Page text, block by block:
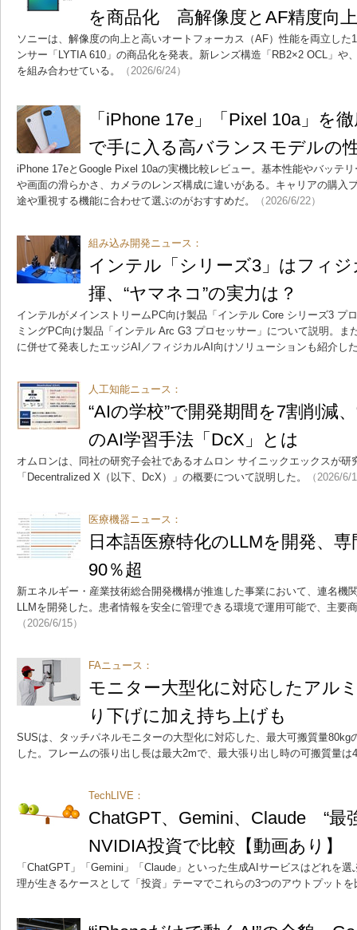
を商品化 高解像度とAF精度向
ソニーは、解像度の向上と高いオートフォーカス（AF）性能を両立し
ンサー「LYTIA 610」の商品化を発表。新レンズ構造「RB2×2 OCL」や
を組み合わせている。
（2026/6/24）
「iPhone 17e」「Pixel 10a」を
で手に入る高バランスモデルの
iPhone 17eとGoogle Pixel 10aの実機比較レビュー。基本性能やバッテ
や画面の滑らかさ、カメラのレンズ構成に違いがある。キャリアの購入
途や重視する機能に合わせて選ぶのがおすすめだ。
（2026/6/22）
組み込み開発ニュース：
インテル「シリーズ3」はフィ
揮、“ヤマネコ”の実力は？
インテルがメインストリームPC向け製品「インテル Core シリーズ3 プ
ミングPC向け製品「インテル Arc G3 プロセッサー」について説明。ま
に併せて発表したエッジAI／フィジカルAI向けソリューションも紹介し
人工知能ニュース：
“AIの学校”で開発期間を7割削減
のAI学習手法「DcX」とは
オムロンは、同社の研究子会社であるオムロン サイニックエックスが研
「Decentralized X（以下、DcX）」の概要について説明した。
（2026/6/
医療機器ニュース：
日本語医療特化のLLMを開発、
90％超
新エネルギー・産業技術総合開発機構が推進した事業において、連名機
LLMを開発した。患者情報を安全に管理できる環境で運用可能で、主要
（2026/6/15）
FAニュース：
モニター大型化に対応したアル
り下げに加え持ち上げも
SUSは、タッチパネルモニターの大型化に対応した、最大可搬質量80kg
した。フレームの張り出し長は最大2mで、最大張り出し時の可搬質量は
TechLIVE：
ChatGPT、Gemini、Claude “
NVIDIA投資で比較【動画あり】
「ChatGPT」「Gemini」「Claude」といった生成AIサービスはどれを
理が生きるケースとして「投資」テーマでこれらの3つのアウトプット